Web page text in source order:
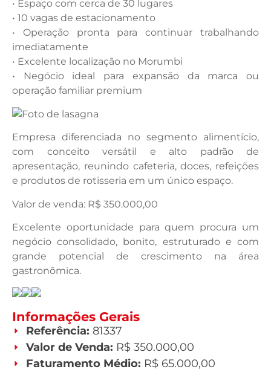
• Espaço com cerca de 30 lugares
• 10 vagas de estacionamento
• Operação pronta para continuar trabalhando
imediatamente
• Excelente localização no Morumbi
• Negócio ideal para expansão da marca ou
operação familiar premium
Empresa diferenciada no segmento alimentício,
com conceito versátil e alto padrão de
apresentação, reunindo cafeteria, doces, refeições
e produtos de rotisseria em um único espaço.
Valor de venda: R$ 350.000,00
Excelente oportunidade para quem procura um
negócio consolidado, bonito, estruturado e com
grande potencial de crescimento na área
gastronômica.
Informações Gerais
Referência: 81337
Valor de Venda: R$ 350.000,00
Faturamento Médio: R$ 65.000,00